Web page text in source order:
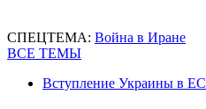
СПЕЦТЕМА: Война в Иране
ВСЕ ТЕМЫ
Вступление Украины в ЕС